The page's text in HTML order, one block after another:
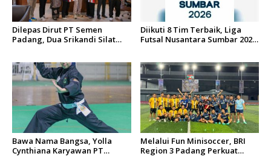
Dilepas Dirut PT Semen
Padang, Dua Srikandi Silat
Diikuti 8 Tim Terbaik, Liga
Futsal Nusantara Sumbar 2026
Bawa Nama Bangsa, Yolla
Cynthiana Karyawan PT
Melalui Fun Minisoccer, BRI
Region 3 Padang Perkuat